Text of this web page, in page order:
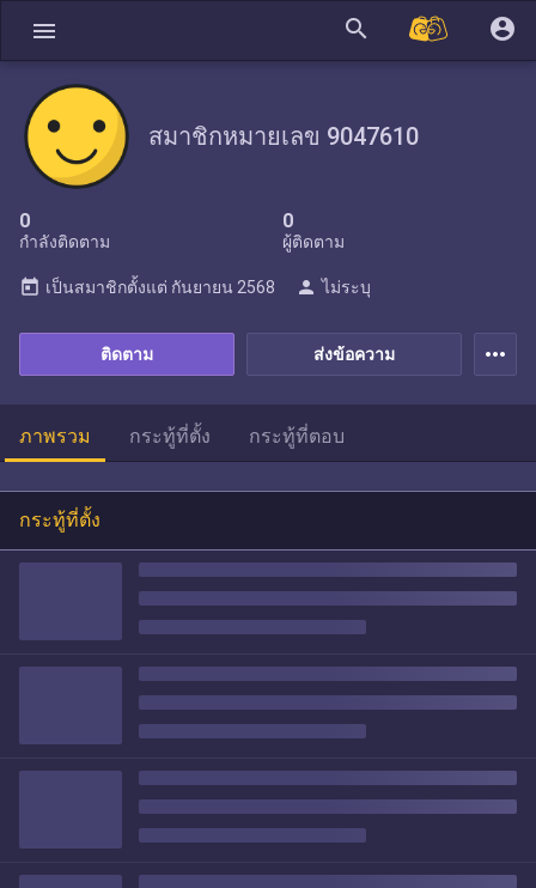
menu search account_circle
สมาชิกหมายเลข 9047610
0
กำลังติดตาม
0
ผู้ติดตาม
ส่งข้อความ
ติดตาม
today เป็นสมาชิกตั้งแต่ กันยายน 2568 person ไม่ระบุ
more_horiz
ภาพรวม กระทู้ที่ตั้ง กระทู้ที่ตอบ
กระทู้ที่ตั้ง